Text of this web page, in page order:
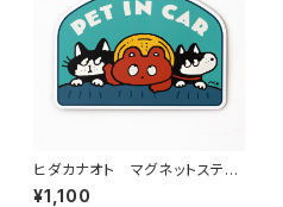
ヒダカナオト マグネットステッ
カー
¥1,100